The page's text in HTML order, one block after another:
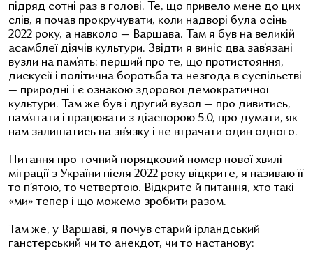
підряд сотні раз в голові. Те, що привело мене до цих
слів, я почав прокручувати, коли надворі була осінь
2022 року, а навколо — Варшава. Там я був на великій
асамблеї діячів культури. Звідти я виніс два зав’язані
вузли на пам’ять: перший про те, що протистояння,
дискусії і політична боротьба та незгода в суспільстві
— природні і є ознакою здорової демократичної
культури. Там же був і другий вузол — про дивитись,
пам’ятати і працювати з діаспорою 5.0, про думати, як
нам залишатись на зв’язку і не втрачати один одного.
Питання про точний порядковий номер нової хвилі
міграції з України після 2022 року відкрите, я називаю її
то п’ятою, то четвертою. Відкрите й питання, хто такі
«ми» тепер і що можемо зробити разом.
Там же, у Варшаві, я почув старий ірландський
ганстерський чи то анекдот, чи то настанову: